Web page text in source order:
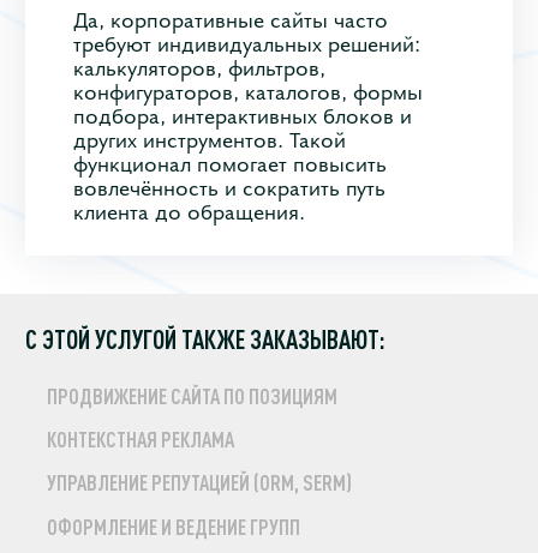
Да, корпоративные сайты часто
требуют индивидуальных решений:
калькуляторов, фильтров,
конфигураторов, каталогов, формы
подбора, интерактивных блоков и
других инструментов. Такой
функционал помогает повысить
вовлечённость и сократить путь
клиента до обращения.
С ЭТОЙ УСЛУГОЙ ТАКЖЕ ЗАКАЗЫВАЮТ:
ПРОДВИЖЕНИЕ САЙТА ПО ПОЗИЦИЯМ
КОНТЕКСТНАЯ РЕКЛАМА
УПРАВЛЕНИЕ РЕПУТАЦИЕЙ (ORM, SERM)
ОФОРМЛЕНИЕ И ВЕДЕНИЕ ГРУПП